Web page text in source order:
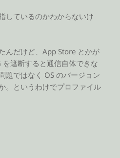
しているのかわからないけ
んだけど、App Store とかが
遮断すると通信自体できな
題ではなく OS のバージョン
。というわけでプロファイル